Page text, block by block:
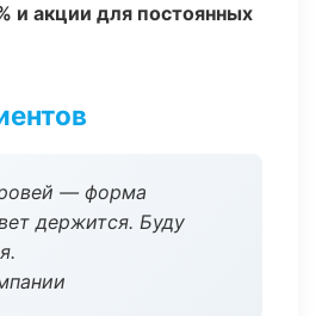
и акции для постоянных
— форма
держится. Буду